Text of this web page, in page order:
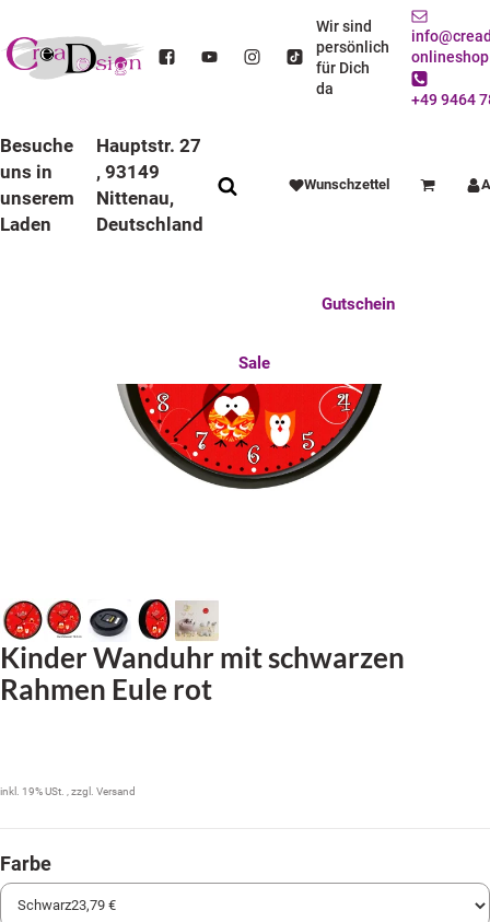
Wir sind
persönlich
für Dich
da
+49 9464
Besuche
uns in
unserem
Laden
Hauptstr. 27
, 93149
Nittenau,
Deutschland
Wunschzettel Warenkorb
Gutschein
Sale
KINDER WANDUHR MIT BUNTEN RAHMEN EULE ROT
Kinder Wanduhr mit schwarzen
Rahmen Eule rot
inkl. 19% USt. , zzgl. Versand
Farbe